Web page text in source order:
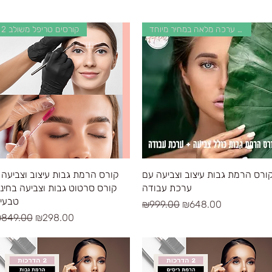
Quick View
2 קורסים טריפל משולב
קורס הרמת גבות עיצוב וצביעה |
קורס סרטוט גבות וצביעה
Price
Sale Price
₪298.00
Quick View
קורס + ערכה מלאה במחיר מיוחד
הרמת גבות עיצוב וצביעה עם
ערכת עבודה
Regular Price
₪999.00 Sale Price
₪648.00